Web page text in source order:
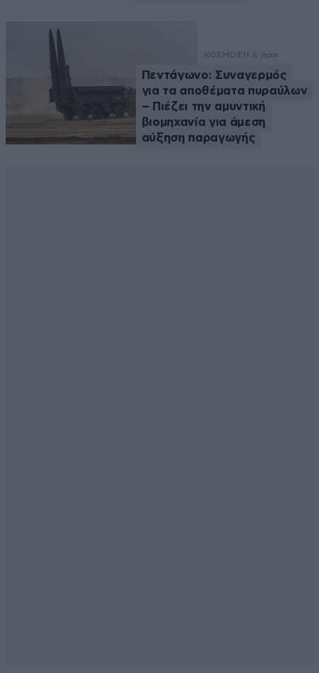
ΚΟΣΜΟΣ 11 λ. πριν
Πεντάγωνο: Συναγερμός
για τα αποθέματα πυραύλων
– Πιέζει την αμυντική
βιομηχανία για άμεση
αύξηση παραγωγής